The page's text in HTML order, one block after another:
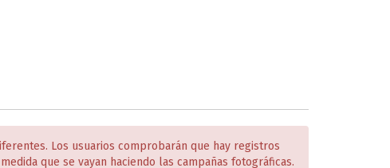
Los usuarios comprobarán que hay registros
que se vayan haciendo las campañas fotográficas.